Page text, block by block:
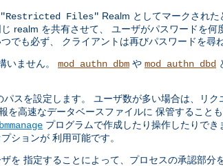
"Restricted Files" Realm としてマークされ
realm を共有させて、 ユーザがパスワードを何
でも必ず、 クライアントは再びパスワードを尋
いません。 mod_authn_dbm や mod_authn_dbd
スを設定します。 ユーザ数が多い場合は、リ
高速なデータベースファイルに 保管すること
プログラムで作成したり操作したりでき
ションが 利用可能です。
を 指定することによって、プロセスの承認部分